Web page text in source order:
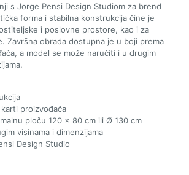
s Jorge Pensi Design Studiom za brend
forma i stabilna konstrukcija čine je
i poslovne prostore, kao i za
Završna obrada dostupna je u boji prema
a model se može naručiti i u drugim
proizvođača
ploču 120 × 80 cm ili Ø 130 cm
visinama i dimenzijama
Design Studio